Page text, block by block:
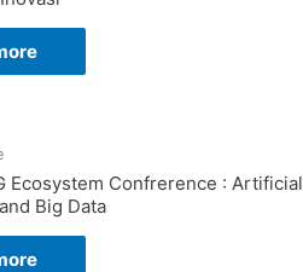
Ecosystem Confrerence : Artificial
Big Data